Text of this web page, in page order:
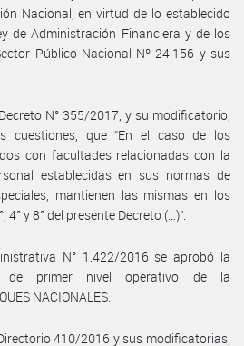
Nacional, en virtud de lo establecido
de Administración Financiera y de los
Público Nacional Nº 24.156 y sus
N° 355/2017, y su modificatorio,
cuestiones, que “En el caso de los
con facultades relacionadas con la
establecidas en sus normas de
mantienen las mismas en los
y 8° del presente Decreto (…)”.
N° 1.422/2016 se aprobó la
de primer nivel operativo de la
NACIONALES.
410/2016 y sus modificatorias,